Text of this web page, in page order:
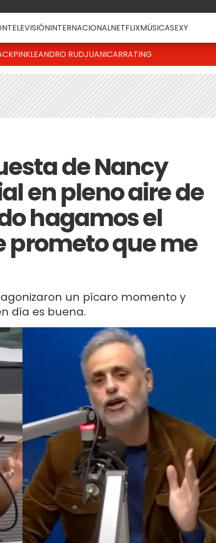
TELEVISIÓNINTERNACIONALNETFLIXMÚSICASEXY
LEANDRO RUDJUANICARRATING
de Nancy
en pleno aire de
hagamos el
prometo que me
un pícaro momento y
día es buena.